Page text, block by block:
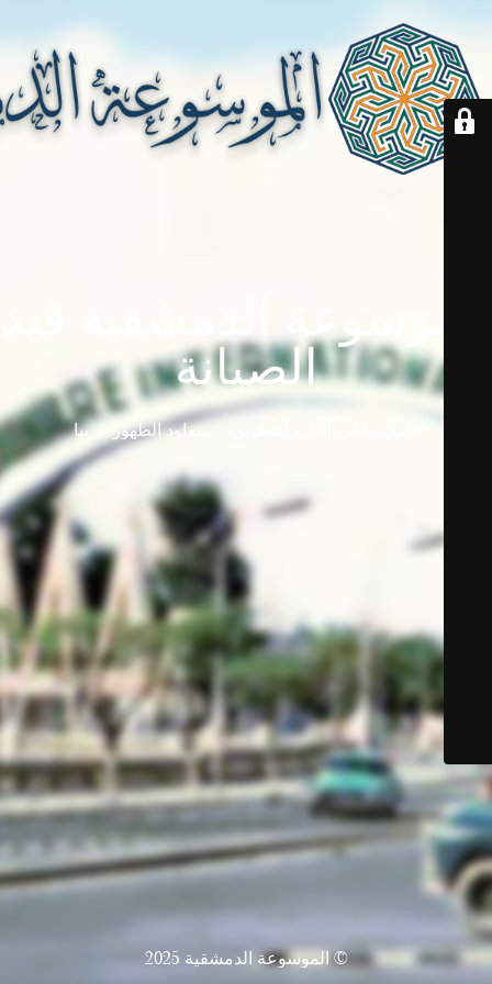
الصيانة
دامابيديا في إجازة للتطوير ... ستعاود الظهور قريباً
© الموسوعة الدمشقية 2025